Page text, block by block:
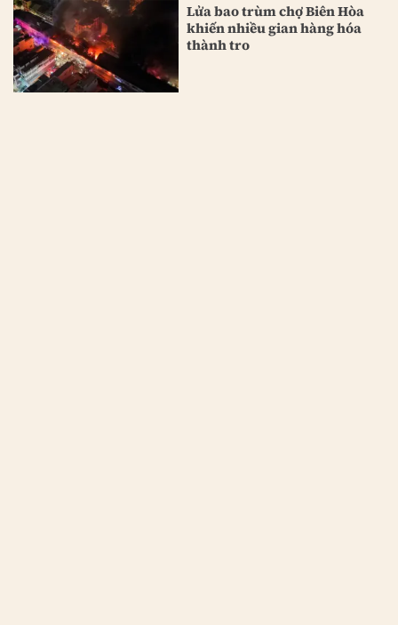
Lửa bao trùm chợ Biên Hòa
khiến nhiều gian hàng hóa
thành tro